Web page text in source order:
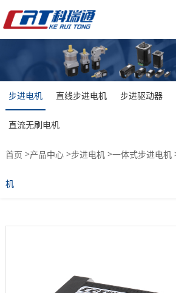
步进电机 直线步进电机 步进驱动器
直流无刷电机
首页 >产品中心>步进电机>一体式步进电机
机